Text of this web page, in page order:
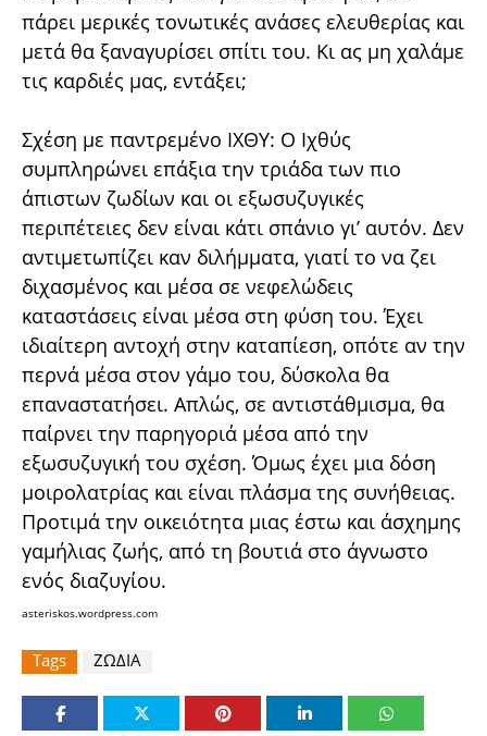
πάρει μερικές τονωτικές ανάσες ελευθερίας και
μετά θα ξαναγυρίσει σπίτι του. Κι ας μη χαλάμε
τις καρδιές μας, εντάξει;
Σχέση με παντρεμένο ΙΧΘΥ: Ο Ιχθύς
συμπληρώνει επάξια την τριάδα των πιο
άπιστων ζωδίων και οι εξωσυζυγικές
περιπέτειες δεν είναι κάτι σπάνιο γι’ αυτόν. Δεν
αντιμετωπίζει καν διλήμματα, γιατί το να ζει
διχασμένος και μέσα σε νεφελώδεις
καταστάσεις είναι μέσα στη φύση του. Έχει
ιδιαίτερη αντοχή στην καταπίεση, οπότε αν την
περνά μέσα στον γάμο του, δύσκολα θα
επαναστατήσει. Απλώς, σε αντιστάθμισμα, θα
παίρνει την παρηγοριά μέσα από την
εξωσυζυγική του σχέση. Όμως έχει μια δόση
μοιρολατρίας και είναι πλάσμα της συνήθειας.
Προτιμά την οικειότητα μιας έστω και άσχημης
γαμήλιας ζωής, από τη βουτιά στο άγνωστο
ενός διαζυγίου.
asteriskos.wordpress.com
Tags ΖΩΔΙΑ